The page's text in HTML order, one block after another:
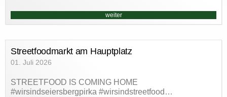
weiter
Streetfoodmarkt am Hauptplatz
01. Juli 2026
STREETFOOD IS COMING HOME
#wirsindseiersbergpirka #wirsindstreetfood…